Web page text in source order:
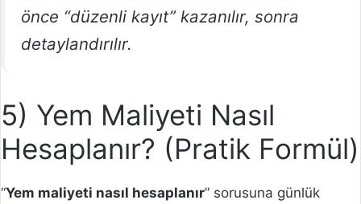
önce “düzenli kayıt” kazanılır, sonra
detaylandırılır.
5) Yem Maliyeti Nasıl
Hesaplanır? (Pratik Formül)
“Yem maliyeti nasıl hesaplanır” sorusuna günlük